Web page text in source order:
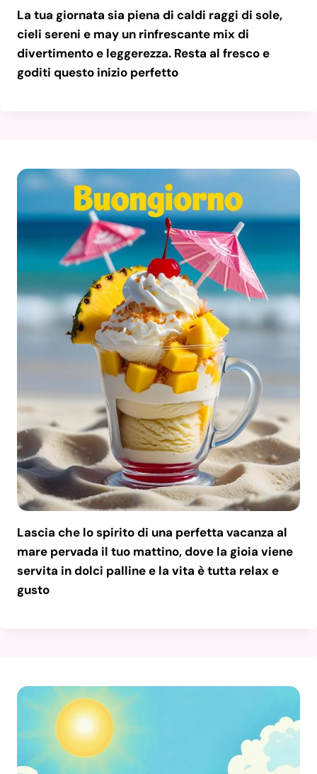
La tua giornata sia piena di caldi raggi di sole,
cieli sereni e may un rinfrescante mix di
divertimento e leggerezza. Resta al fresco e
goditi questo inizio perfetto
Lascia che lo spirito di una perfetta vacanza al
mare pervada il tuo mattino, dove la gioia viene
servita in dolci palline e la vita è tutta relax e
gusto